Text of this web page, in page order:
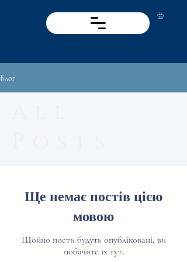
Блог
Ще немає постів цією
мовою
Щойно пости будуть опубліковані, ви
побачите їх тут.